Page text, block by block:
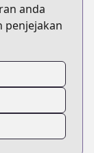
anda
penjejakan